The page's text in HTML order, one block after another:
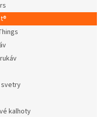
svetry
kalhoty